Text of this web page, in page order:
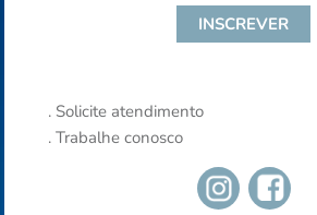
. Solicite atendimento
.Trabalhe conosco